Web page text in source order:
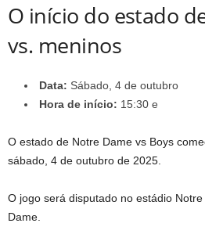
O início do estado
vs. meninos
Data: Sábado, 4 de outubro
Hora de início: 15:30 e
O estado de Notre Dame vs Boys
sábado, 4 de outubro de 2025.
O jogo será disputado no estádio
Dame.